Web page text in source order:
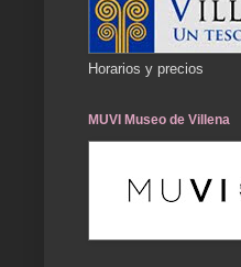
Horarios y precios
MUVI Museo de Villena